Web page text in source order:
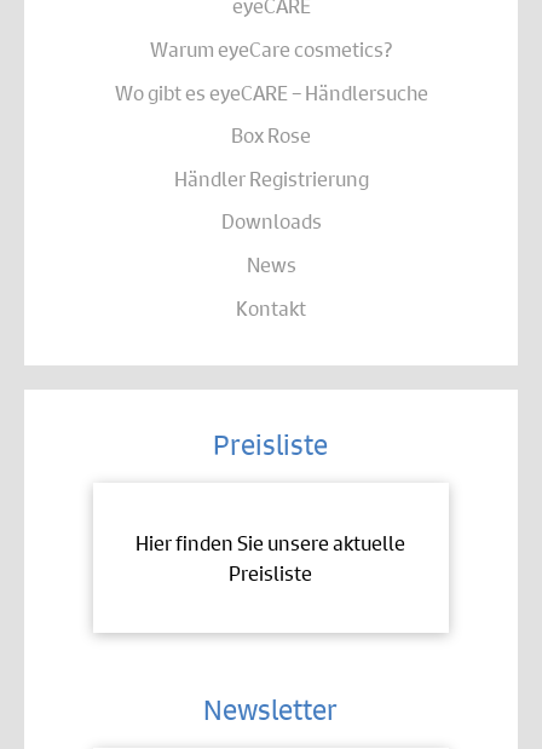
eyeCARE
Warum eyeCare cosmetics?
Wo gibt es eyeCARE – Händlersuche
Box Rose
Händler Registrierung
Downloads
News
Kontakt
Preisliste
Hier finden Sie unsere aktuelle
Preisliste
Newsletter